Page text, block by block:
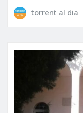
torrent al dia